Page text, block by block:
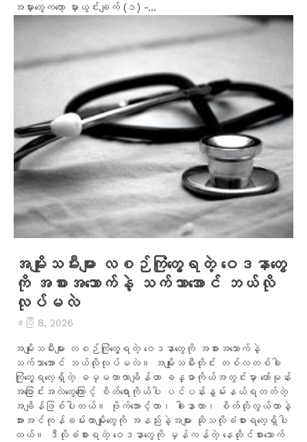
အမှားတွေကတော့ မှားယွင်းချက် (၁) -...
အမျိုးသမီးများ လစဉ်ကြုံတွေ့ရတဲ့ ဝေဒနာတွေ
ကို အစားအသောက်နဲ့ သက်သာအောင် ဘယ်လို
လုပ်မလဲ
ဧပြီ 8, 2026
အမျိုးသမီးများ လစဉ်ကြုံတွေ့ရတဲ့ ဝေဒနာတွေကို အစားအသောက်နဲ့
သက်သာအောင် ဘယ်လိုလုပ်မလဲ။ အမျိုးသမီးတိုင်း တစ်လတစ်ခါ
ကြုံတွေ့ရလေ့ရှိတဲ့ ဓမ္မတာလာချိန်ဟာ ခန္ဓာကိုယ်အတွင်းမှာ ဟော်မုန်း
အပြောင်းအလဲတွေကြောင့် စိတ်ရောကိုယ်ပါ ပင်ပန်းနွမ်းနယ်ရတတ်တဲ့
အချိန်ဖြစ်ပါတယ်။ ဗိုက်အောင့်တာ၊ ခါးနာတာ၊ စိတ်တိုလွယ်တာနဲ့
အားအင်ကုန်ခမ်းတာမျိုးတွေကို အနည်းနဲ့အများ ဆိုသလိုခံစားရလေ့ရှိပါ
တယ်။ ဒီလိုခံစားရတဲ့ ဝေဒနာတွေကို မှန်ကန်တဲ့ နေထိုင်စားသောက်